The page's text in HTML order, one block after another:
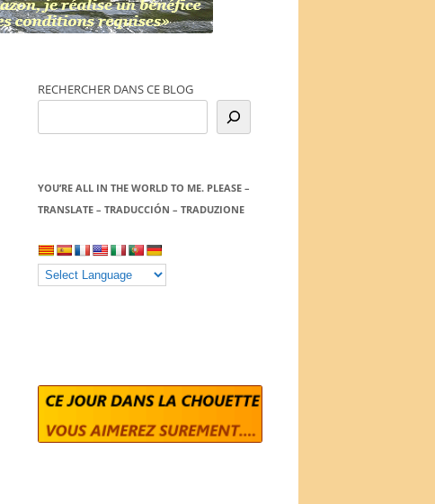
RECHERCHER DANS CE BLOG
YOU’RE ALL IN THE WORLD TO ME. PLEASE –
TRANSLATE – TRADUCCIÓN – TRADUZIONE